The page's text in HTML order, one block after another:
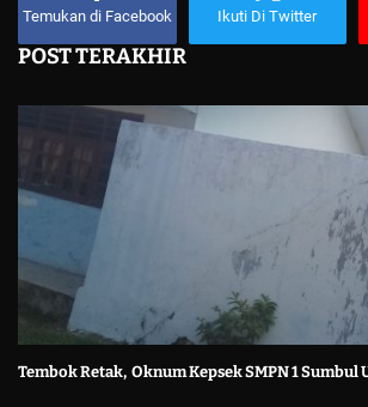
Temukan di Facebook Ikuti Di Twitter
POST TERAKHIR
Tembok Retak, Oknum Kepsek SMPN 1 Sumbul